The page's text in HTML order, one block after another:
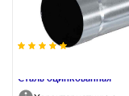
Сталь оцинкованная